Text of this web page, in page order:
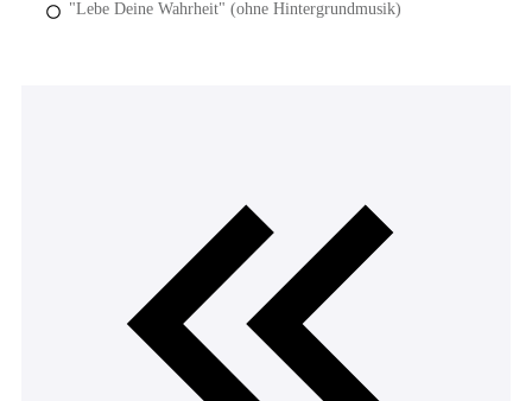
"Lebe Deine Wahrheit" (ohne Hintergrundmusik)